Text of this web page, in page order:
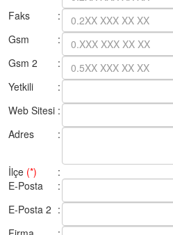
Faks
:
Gsm
:
Gsm 2
:
Yetkili
:
Web Sitesi :
Adres
:
İlçe (*)
:
E-Posta
:
E-Posta 2 :